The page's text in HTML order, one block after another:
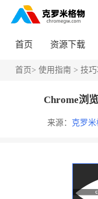
首页 资源下载
首页> 使用指南 > 技
Chrome浏
来源： 克罗米